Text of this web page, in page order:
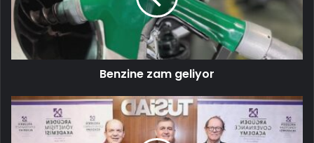
Benzine zam geliyor